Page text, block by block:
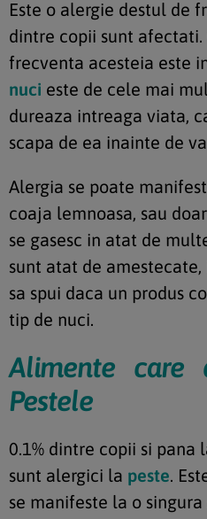
Este o alergie destul de
dintre copii sunt afectati.
frecventa acesteia este
nuci este de cele mai
dureaza intreaga viata,
scapa de ea inainte de
Alergia se poate
coaja lemnoasa, sau
se gasesc in atat de
sunt atat de
sa spui daca un produs
tip de nuci.
Alimente
Pestele
0.1% dintre copii si pana
sunt alergici la peste .
se manifeste la o